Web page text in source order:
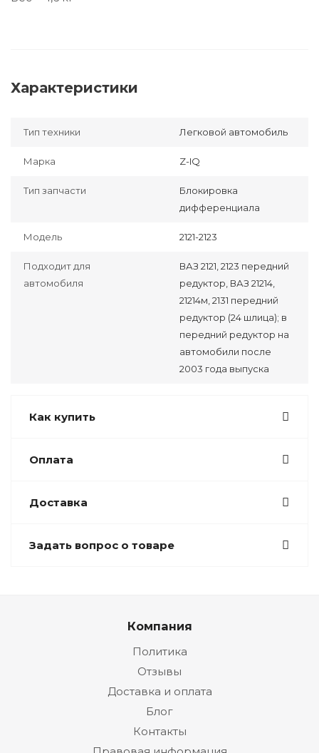
Характеристики
Тип техники Легковой автомобиль
Марка Z-IQ
Тип запчасти
Блокировка
дифференциала
Модель 2121-2123
Подходит для
автомобиля
ВАЗ 2121, 2123 передний
редуктор, ВАЗ 21214,
21214м, 2131 передний
редуктор (24 шлица); в
передний редуктор на
автомобили после
2003 года выпуска
Как купить
Оплата
Доставка
Задать вопрос о товаре
Компания
Политика
Отзывы
Доставка и оплата
Блог
Контакты